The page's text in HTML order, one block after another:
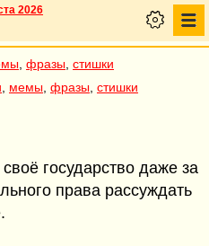
2026
фразы стишки
мемы фразы стишки
государство даже за
права рассуждать